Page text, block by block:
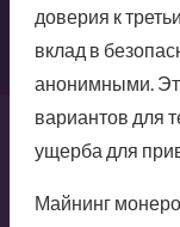
доверия к
вклад в
анонимными.
вариантов для
ущерба для
Майнинг